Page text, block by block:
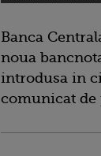
Banca
noua
introdusa in
comunicat de